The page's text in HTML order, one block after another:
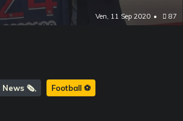
Ven, 11 Sep 2020 87
News 🗞️ Football ⚽️